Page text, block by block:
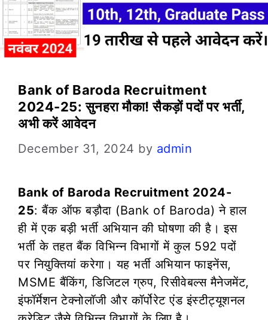
Bank of Baroda Recruitment
2024-25: सुनहरा मौका! सैकड़ों पदों पर भर्ती,
अभी करें आवेदन
December 31, 2024 by admin
Bank of Baroda Recruitment 2024-
25: बैंक ऑफ बड़ौदा (Bank of Baroda) ने हाल
ही में एक बड़ी भर्ती अभियान की घोषणा की है। इस
भर्ती के तहत बैंक विभिन्न विभागों में कुल 592 पदों
पर नियुक्तियां करेगा। यह भर्ती अभियान फाइनेंस,
MSME बैंकिंग, डिजिटल ग्रुप, रिसीवेबल्स मैनेजमेंट,
इंफॉर्मेशन टेक्नोलॉजी और कॉर्पोरेट एंड इंस्टीट्यूशनल